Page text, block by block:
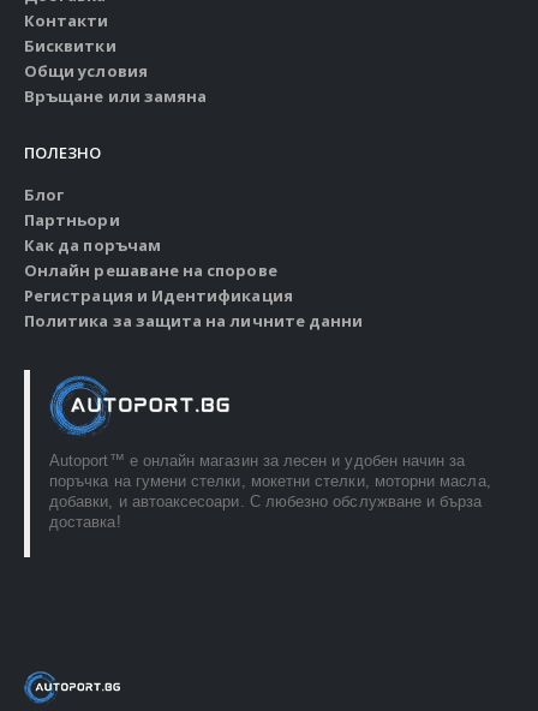
Контакти
Бисквитки
Общи условия
Връщане или замяна
ПОЛЕЗНО
Блог
Партньори
Как да поръчам
Онлайн решаване на спорове
Регистрация и Идентификация
Политика за защита на личните данни
Autoport™ e онлайн магазин за лесен и удобен начин за
поръчка на гумени стелки, мокетни стелки, моторни масла,
добавки, и автоаксесоари. С любезно обслужване и бърза
доставка!